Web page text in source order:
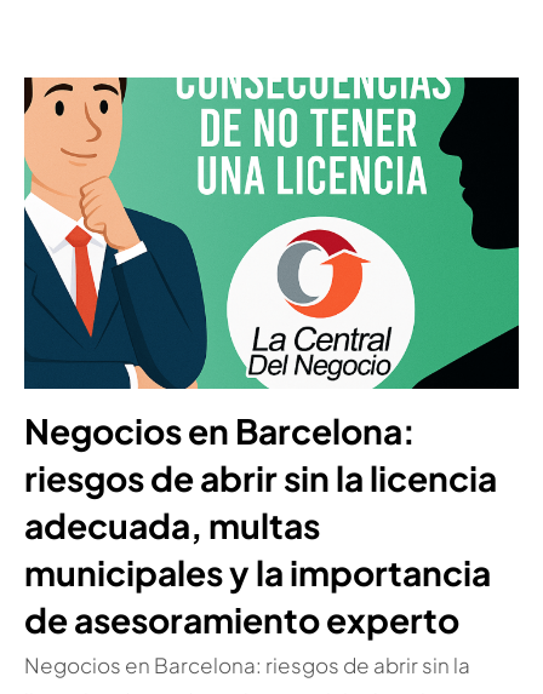
Negocios en Barcelona:
riesgos de abrir sin la licencia
adecuada, multas
municipales y la importancia
de asesoramiento experto
Negocios en Barcelona: riesgos de abrir sin la